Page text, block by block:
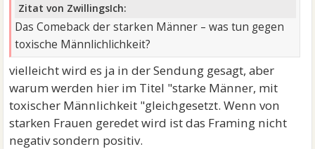
Zitat von ZwillingsIch:
Das Comeback der starken Männer – was tun gegen
toxische Männlichlichkeit?
vielleicht wird es ja in der Sendung gesagt, aber
warum werden hier im Titel "starke Männer, mit
toxischer Männlichkeit "gleichgesetzt. Wenn von
starken Frauen geredet wird ist das Framing nicht
negativ sondern positiv.